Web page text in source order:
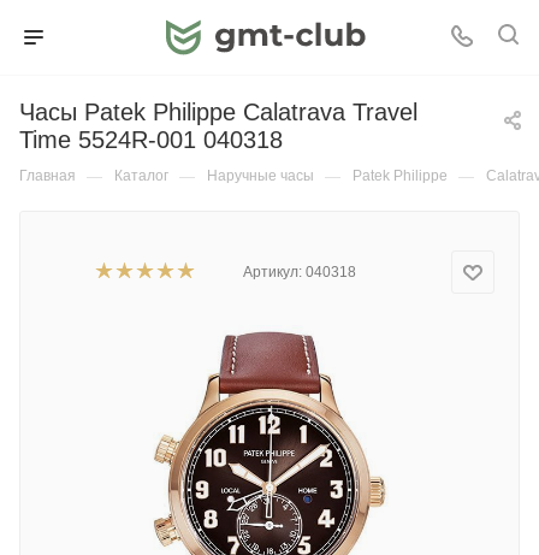
Часы Patek Philippe Calatrava Travel
Time 5524R-001 040318
Главная — Каталог — Наручные часы — Patek Philippe —
Артикул: 040318